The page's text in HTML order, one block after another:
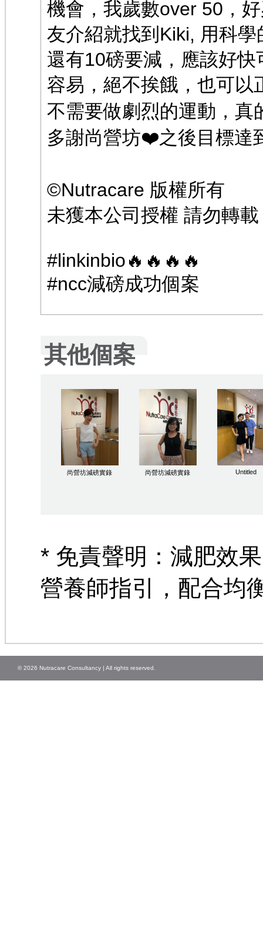
機會，我歲數over 50，
友介紹就找到Kiki, 用科
還有10磅要減，應該好
容易，絕不挨餓，也可以
不需要做劇烈的運動，
多謝尚營坊❤️之後目標達
©️Nutracare 版權所有
未獲本公司授權 請勿轉載
#linkinbio🔥🔥🔥🔥
#ncc減磅成功個案
其他個案
尚營坊減磅實錄 尚營坊減磅實錄 Untitled
* 免責聲明：減肥效
營養師指引，配合均
© 2026 Nutracare Consultancy | All rights reserved.